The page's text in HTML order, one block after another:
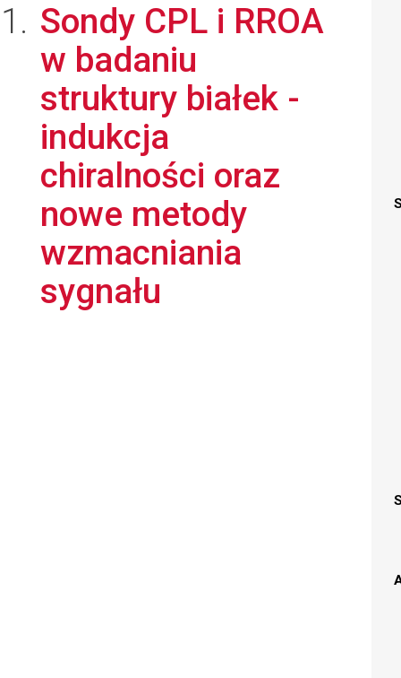
Sondy CPL i RROA
w badaniu
struktury białek -
indukcja
chiralności oraz
nowe metody
wzmacniania
sygnału